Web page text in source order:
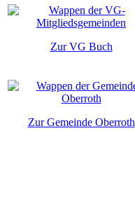
Zur VG Buch
Zur Gemeinde Oberroth